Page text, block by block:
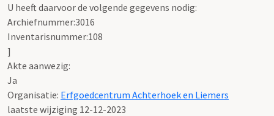
U heeft daarvoor de volgende gegevens nodig:
Archiefnummer:3016
Inventarisnummer:108
]
Akte aanwezig:
Ja
Organisatie: Erfgoedcentrum Achterhoek en Liemers
laatste wijziging 12-12-2023